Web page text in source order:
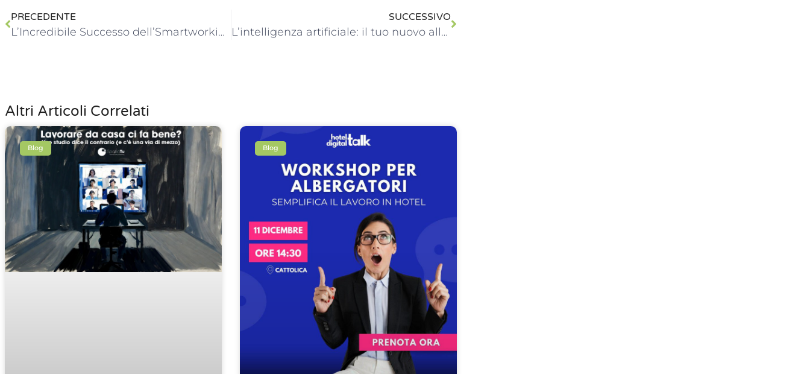
PRECEDENTE
L’Incredibile Successo dell’Smartworking per i Turisti a Cattolica: Benvenuti a SpazioTu!
SUCCESSIVO
L’intelligenza artificiale: il tuo nuovo alleato nel lavoro quotidiano
Altri Articoli Correlati
Blog Blog